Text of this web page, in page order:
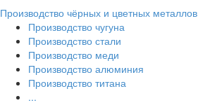
Производство чёрных и цветных металлов
Производство чугуна
Производство стали
Производство меди
Производство алюминия
Производство титана
...